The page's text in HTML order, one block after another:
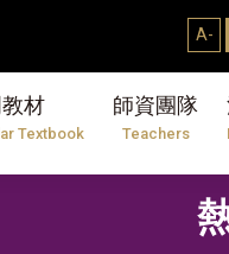
A-
材
Textbook
師資團隊
Teachers